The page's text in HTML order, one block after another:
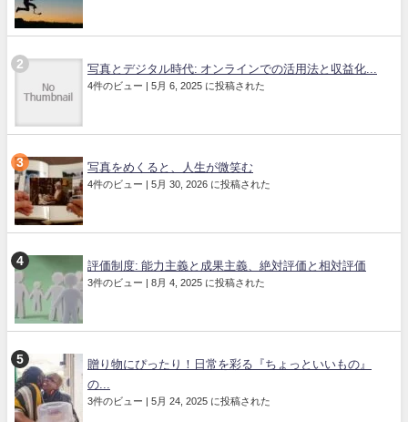
写真とデジタル時代: オンラインでの活用法と収益化...
4件のビュー | 5月 6, 2025 に投稿された
写真をめくると、人生が微笑む
4件のビュー | 5月 30, 2026 に投稿された
評価制度: 能力主義と成果主義、絶対評価と相対評価
3件のビュー | 8月 4, 2025 に投稿された
贈り物にぴったり！日常を彩る『ちょっといいもの』
の...
3件のビュー | 5月 24, 2025 に投稿された